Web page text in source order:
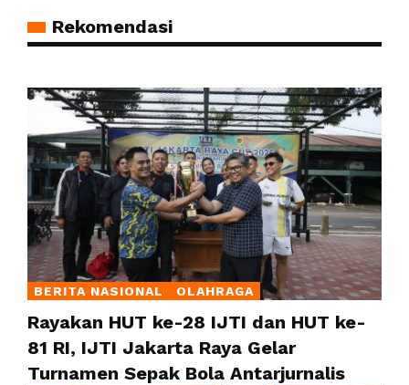
Rekomendasi
BERITA NASIONAL OLAHRAGA
Rayakan HUT ke-28 IJTI dan HUT ke-
81 RI, IJTI Jakarta Raya Gelar
Turnamen Sepak Bola Antarjurnalis